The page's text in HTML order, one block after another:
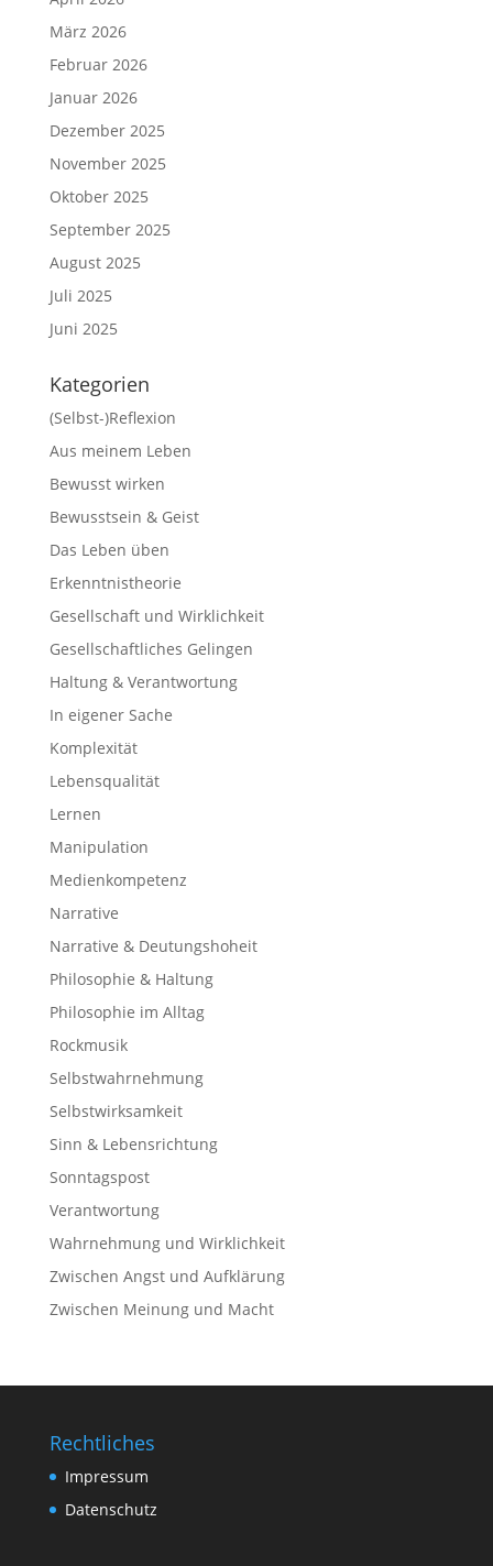
März 2026
Februar 2026
Januar 2026
Dezember 2025
November 2025
Oktober 2025
September 2025
August 2025
Juli 2025
Juni 2025
Kategorien
(Selbst-)Reflexion
Aus meinem Leben
Bewusst wirken
Bewusstsein & Geist
Das Leben üben
Erkenntnistheorie
Gesellschaft und Wirklichkeit
Gesellschaftliches Gelingen
Haltung & Verantwortung
In eigener Sache
Komplexität
Lebensqualität
Lernen
Manipulation
Medienkompetenz
Narrative
Narrative & Deutungshoheit
Philosophie & Haltung
Philosophie im Alltag
Rockmusik
Selbstwahrnehmung
Selbstwirksamkeit
Sinn & Lebensrichtung
Sonntagspost
Verantwortung
Wahrnehmung und Wirklichkeit
Zwischen Angst und Aufklärung
Zwischen Meinung und Macht
Rechtliches
Impressum
Datenschutz